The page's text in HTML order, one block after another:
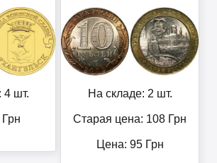
4 шт. На складе: 2 шт.
Старая цена: 108 Грн
Цена: 95Грн